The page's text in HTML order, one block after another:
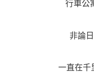
行車公
非論
一直在千